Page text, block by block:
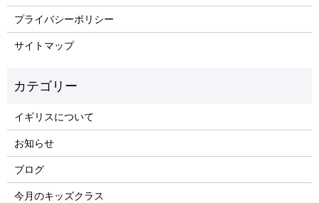
プライバシーポリシー
サイトマップ
イギリスについて
お知らせ
ブログ
今月のキッズクラス